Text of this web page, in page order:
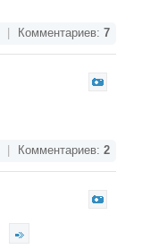
Комментариев: 7
Комментариев: 2